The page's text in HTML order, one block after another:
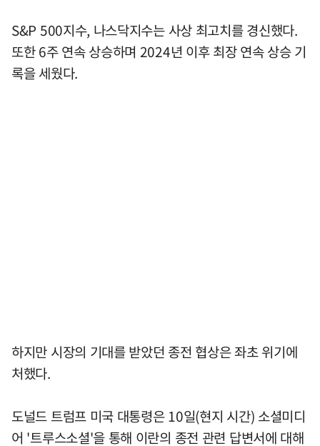
S&P 500지수, 나스닥지수는 사상 최고치를 경신했다.
또한 6주 연속 상승하며 2024년 이후 최장 연속 상승 기
록을 세웠다.
하지만 시장의 기대를 받았던 종전 협상은 좌초 위기에
처했다.
도널드 트럼프 미국 대통령은 10일(현지 시간) 소셜미디
어 '트루스소셜'을 통해 이란의 종전 관련 답변서에 대해